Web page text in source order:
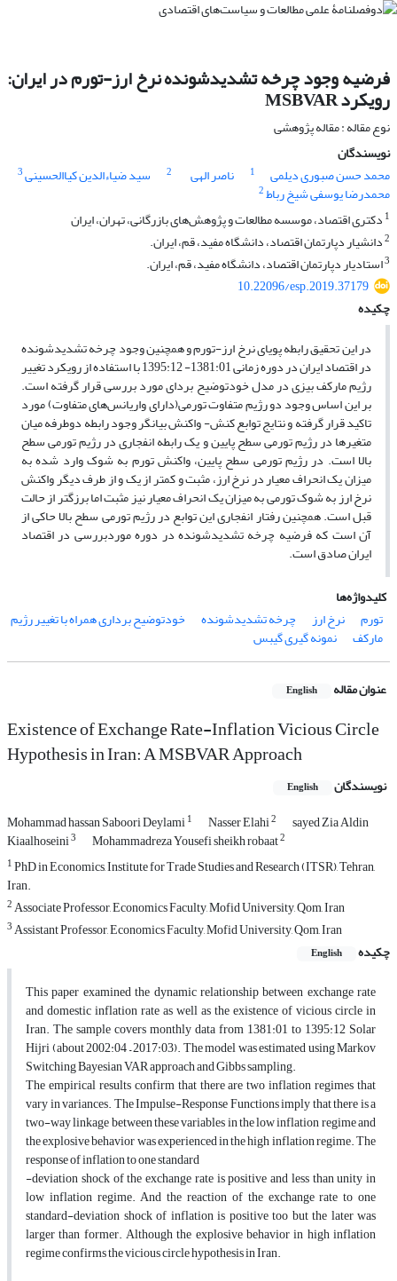
فرضیه وجود چرخه تشدیدشونده نرخ ارز-تورم در ایران:
رویکرد MSBVAR
نوع مقاله : مقاله پژوهشی
نویسندگان
محمد حسن صبوری دیلمی
1 ناصر الهی 2 سید ضیاءالدین کیاالحسینی3
محمدرضا یوسفی شیخ رباط2
1 دکتری اقتصاد، موسسه مطالعات و پژوهش‌های بازرگانی، تهران، ایران
2دانشیار دپارتمان اقتصاد، دانشگاه مفید، قم، ایران.
3استادیار دپارتمان اقتصاد، دانشگاه مفید، قم، ایران.
10.22096/esp.2019.37179
چکیده
در این تحقیق رابطه پویای نرخ ارز-تورم و همچنین وجود چرخه تشدیدشونده
در اقتصاد ایران در دوره زمانی 1381:01- 1395:12 با استفاده از رویکرد تغییر
رژیم مارکف بیزی در مدل خودتوضیح بردای مورد بررسی قرار گرفته است.
بر این اساس وجود دو رژیم متفاوت تورمی(دارای واریانس‌های متفاوت) مورد
تاکید قرار گرفته و نتایج توابع کنش- واکنش بیانگر وجود رابطه دوطرفه میان
متغیرها در رژیم تورمی سطح پایین و یک رابطه انفجاری در رژیم تورمی سطح
بالا است. در رژیم تورمی سطح پایین، واکنش تورم به شوک وارد شده به
میزان یک انحراف معیار در نرخ ارز، مثبت و کمتر از یک و از طرف دیگر واکنش
نرخ ارز به شوک تورمی به میزان یک انحراف معیار نیز مثبت اما برزگتر از حالت
قبل است. همچنین رفتار انفجاری این توابع در رژیم تورمی سطح بالا حاکی از
آن است که فرضیه چرخه تشدیدشونده در دوره موردبررسی در اقتصاد
ایران صادق است.
کلیدواژه‌ها
تورم
نرخ ارز چرخه تشدیدشونده خودتوضیح برداری همراه با تغییر رژیم
مارکف نمونه گیری گیبس
عنوان مقاله English
Existence of Exchange Rate-Inflation Vicious Circle
Hypothesis in Iran: A MSBVAR Approach
نویسندگان English
Mohammad hassan Saboori Deylami1 Nasser Elahi2 sayed Zia Aldin
Kiaalhoseini3 Mohammadreza Yousefi sheikh robaat2
1PhD in Economics, Institute for Trade Studies and Research (ITSR), Tehran,
Iran.
2Associate Professor, Economics Faculty, Mofid University, Qom, Iran
3Assistant Professor, Economics Faculty, Mofid University, Qom, Iran
چکیده
English
This paper examined the dynamic relationship between exchange rate
and domestic inflation rate as well as the existence of vicious circle in
Iran. The sample covers monthly data from 1381:01 to 1395:12 Solar
Hijri (about 2002:04 – 2017:03). The model was estimated using Markov
Switching Bayesian VAR approach and Gibbs sampling.
The empirical results confirm that there are two inflation regimes that
vary in variances. The Impulse-Response Functions imply that there is a
two-way linkage between these variables in the low inflation regime and
the explosive behavior was experienced in the high inflation regime. The
response of inflation to one standard
-deviation shock of the exchange rate is positive and less than unity in
low inflation regime. And the reaction of the exchange rate to one
standard-deviation shock of inflation is positive too but the later was
larger than former. Although the explosive behavior in high inflation
regime confirms the vicious circle hypothesis in Iran.